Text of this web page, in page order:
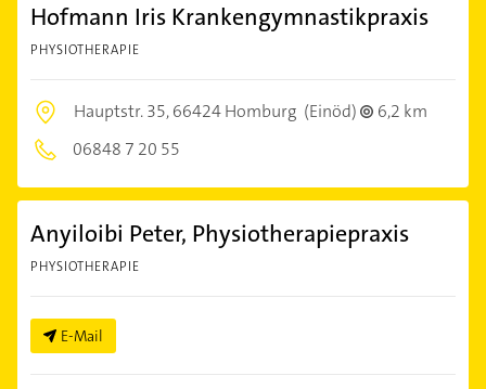
Hofmann Iris Krankengymnastikpraxis
PHYSIOTHERAPIE
Hauptstr. 35,66424 Homburg (Einöd)
6,2 km
06848 7 20 55
Anyiloibi Peter, Physiotherapiepraxis
PHYSIOTHERAPIE
E-Mail